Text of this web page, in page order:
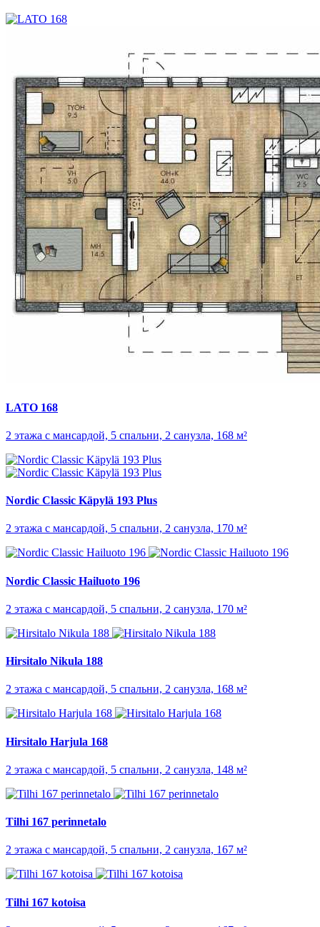
LATO 168
2 этажа с мансардой, 5 спальни, 2 санузла, 168 м²
Nordic Classic Käpylä 193 Plus
2 этажа с мансардой, 5 спальни, 2 санузла, 170 м²
Nordic Classic Hailuoto 196
2 этажа с мансардой, 5 спальни, 2 санузла, 170 м²
Hirsitalo Nikula 188
2 этажа с мансардой, 5 спальни, 2 санузла, 168 м²
Hirsitalo Harjula 168
2 этажа с мансардой, 5 спальни, 2 санузла, 148 м²
Tilhi 167 perinnetalo
2 этажа с мансардой, 5 спальни, 2 санузла, 167 м²
Tilhi 167 kotoisa